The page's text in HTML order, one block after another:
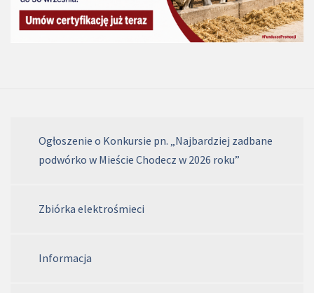
Ogłoszenie o Konkursie pn. „Najbardziej zadbane
podwórko w Mieście Chodecz w 2026 roku”
Zbiórka elektrośmieci
Informacja